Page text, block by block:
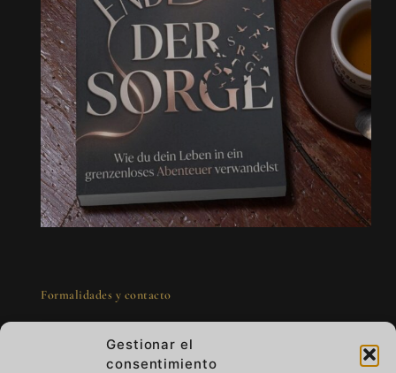
Gestionar el
consentimiento
Formalidades y contacto